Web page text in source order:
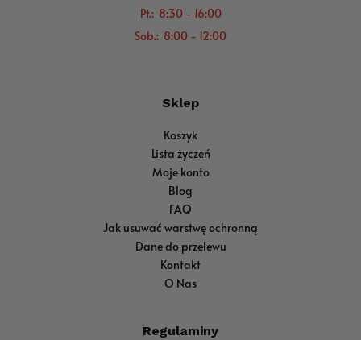
Pt.: 8:30 - 16:00
Sob.: 8:00 - 12:00
Sklep
Koszyk
Lista życzeń
Moje konto
Blog
FAQ
Jak usuwać warstwę ochronną
Dane do przelewu
Kontakt
O Nas
Regulaminy